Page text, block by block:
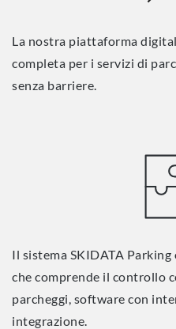
La nostra piattaforma
completa per i servizi di
senza barriere.
Il sistema SKIDATA
che comprende il controllo
parcheggi, software con
integrazione.